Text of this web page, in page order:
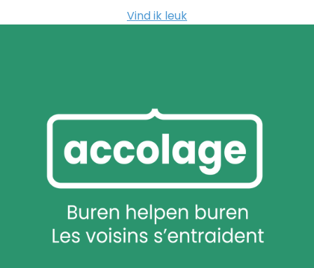
Vind ik leuk